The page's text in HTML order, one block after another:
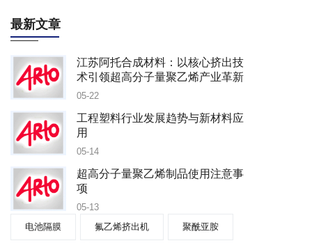
最新文章
江苏阿托合成材料：以核心挤出技
术引领超高分子量聚乙烯产业革新
05-22
工程塑料行业发展趋势与新材料应
用
05-14
超高分子量聚乙烯制品使用注意事
项
05-13
电池隔膜
氟乙烯挤出机 聚酰亚胺